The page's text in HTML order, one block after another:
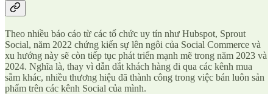
Theo nhiều báo cáo từ các tổ chức uy tín như Hubspot, Sprout
Social, năm 2022 chứng kiến sự lên ngôi của Social Commerce và
xu hướng này sẽ còn tiếp tục phát triển mạnh mẽ trong năm 2023 và
2024. Nghĩa là, thay vì dẫn dắt khách hàng đi qua các kênh mua
sắm khác, nhiều thương hiệu đã thành công trong việc bán luôn sản
phẩm trên các kênh Social của mình.